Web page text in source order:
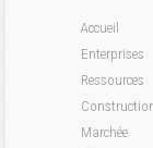
Accueil
Enterprises
Ressources
Marchée